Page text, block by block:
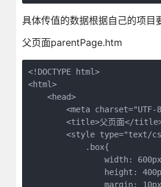
具体传值的数据根据自己的项目
父页面parentPage.htm
<!DOCTYPE html>
<html>
    <head>
<meta charset="UTF-
<title>父页面</
<style type="text/
            .box{
width:
height:
margin: